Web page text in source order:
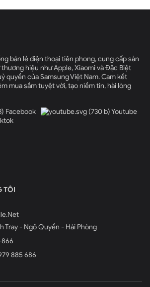
bán lẻ điện thoại tiên phong, cung cấp sản
hiệu như Apple, Xiaomi và Đặc Biệt
quyền của Samsung Việt Nam. Cam kết
mua sắm tuyệt vời, tạo niềm tin, hài lòng
Facebook
Youtube
TÔI
Tray - Ngô Quyền - Hải Phòng
866
885 686